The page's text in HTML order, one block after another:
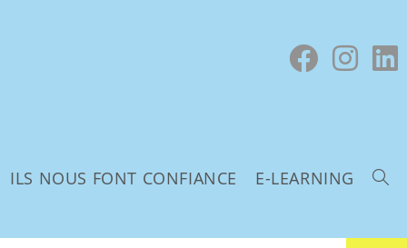
ILS NOUS FONT CONFIANCE E-LEARNING